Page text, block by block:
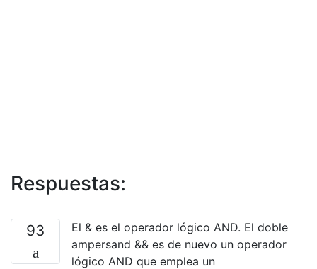
Respuestas:
93
El & es el operador lógico AND. El doble
ampersand && es de nuevo un operador
lógico AND que emplea un